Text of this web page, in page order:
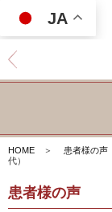
JA
HOME ＞ 患者様の声
代）
患者様の声